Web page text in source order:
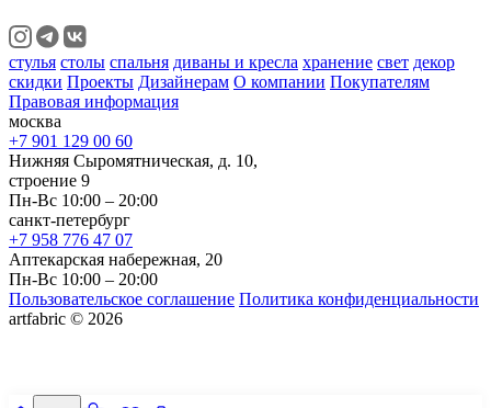
стулья столы спальня диваны и кресла хранение свет декор
скидки Проекты Дизайнерам О компании Покупателям
Правовая информация
москва
+7 901 129 00 60
Нижняя Сыромятническая, д. 10,
строение 9
Пн-Вс 10:00 – 20:00
санкт-петербург
+7 958 776 47 07
Аптекарская набережная, 20
Пн-Вс 10:00 – 20:00
Пользовательское соглашение Политика конфиденциальности
artfabric © 2026